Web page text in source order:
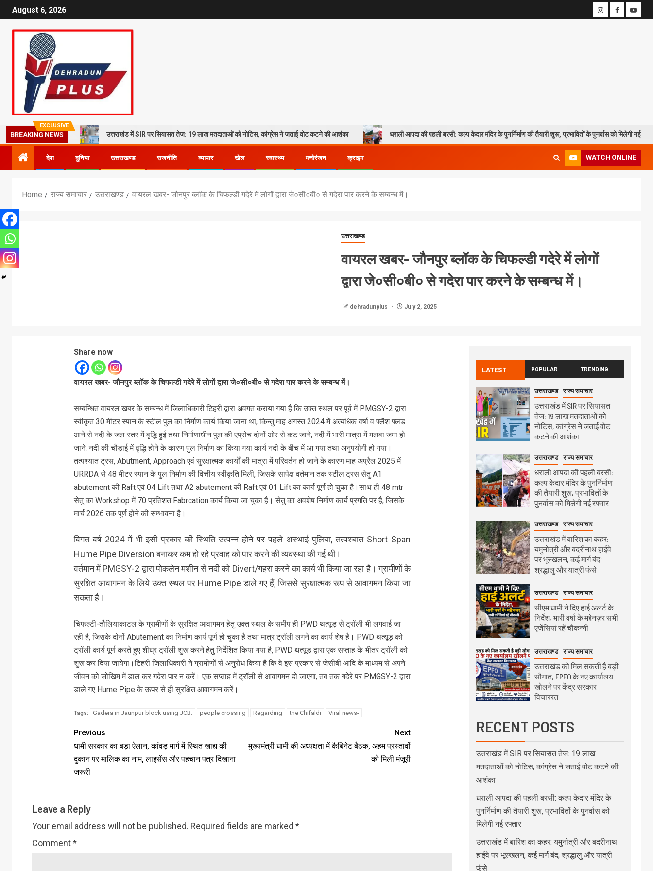
August 6, 2026
EXCLUSIVE
BREAKING NEWS उत्तराखंड में SIR पर सियासत तेज: 19 लाख मतदाताओं को नोटिस, कांग्रेस ने जताई वोट कटने की आशंका धराली आपदा की पहली बरसी: कल्प केदार मंदिर के पुनर्निर्माण की तैयारी शुरू, प्रभावितों के पुनर्वास को मिलेगी नई
देश दुनिया उत्तराखण्ड राजनीति व्यापार खेल स्वास्थ्य मनोरंजन क्राइम WATCH ONLINE
Home राज्य समाचार उत्तराखण्ड वायरल खबर- जौनपुर ब्लॉक के चिफल्डी गदेरे में लोगों द्वारा जे०सी०बी० से गदेरा पार करने के सम्बन्ध में।
उत्तराखण्ड
वायरल खबर- जौनपुर ब्लॉक के चिफल्डी गदेरे में लोगों
द्वारा जे०सी०बी० से गदेरा पार करने के सम्बन्ध में।
dehradunplus July 2, 2025
Share now
वायरल खबर- जौनपुर ब्लॉक के चिफल्डी गदेरे में लोगों द्वारा जे०सी०बी० से गदेरा पार करने के सम्बन्ध में।
सम्बन्धित वायरल खबर के सम्बन्ध में जिलाधिकारी टिहरी द्वारा अवगत कराया गया है कि उक्त स्थल पर पूर्व में PMGSY-2 द्वारा
स्वीकृत 30 मीटर स्पान के स्टील पुल का निर्माण कार्य किया जाना था, किन्तु माह अगस्त 2024 में अत्यधिक वर्षा व फ्लैश फ्लड
आने से नदी के जल स्तर में वृद्धि हुई तथा निर्माणाधीन पुल की एप्रोच दोनों ओर से कट जाने, नदी में भारी मात्रा में मलवा जमा हो
जाने, नदी की चौड़ाई में वृद्धि होने के कारण पुल निर्माण का किया गया कार्य नदी के बीच में आ गया तथा अनुपयोगी हो गया।
तत्पश्यात ट्रस, Abutment, Approach एवं सुरक्षात्मक कार्यों की मात्रा में परिवर्तन हो जाने के कारण माह अप्रैल 2025 में
URRDA से 48 मीटर स्पान के पुल निर्माण की वित्तीय स्वीकृति मिली, जिसके सापेक्ष वर्तमान तक स्टील ट्रस सेतु A1
abutement की Raft एवं 04 Lift तथा A2 abutement की Raft एवं 01 Lift का कार्य पूर्ण हो चुका है।साथ ही 48 mtr
सेतु का Workshop में 70 प्रतिशत Fabrcation कार्य किया जा चुका है। सेतु का अवशेष निर्माण कार्य प्रगति पर है, जिसके
मार्च 2026 तक पूर्ण होने की सम्भावना है।
विगत वर्ष 2024 में भी इसी प्रकार की स्थिति उत्पन्न होने पर पहले अस्थाई पुलिया, तत्पश्चात Short Span
Hume Pipe Diversion बनाकर कम हो रहे प्रवाह को पार करने की व्यवस्था की गई थी।
वर्तमान में PMGSY-2 द्वारा पोकलेन मशीन से नदी को Divert/गहरा करने का कार्य भी किया जा रहा है। ग्रामीणों के
सुरक्षित आवागमन के लिये उक्त स्थल पर Hume Pipe डाले गए हैं, जिससे सुरक्षात्मक रूप से आवागमन किया जा
सकता है।
चिफल्टी-तौलियाकाटल के ग्रामीणों के सुरक्षित आवागमन हेतु उक्त स्थल के समीप ही PWD थत्यूड़ से ट्रॉली भी लगवाई जा
रही है, जिसके दोनों Abutement का निर्माण कार्य पूर्ण हो चुका है तथा मात्र ट्रॉली लगने का कार्य शेष है। PWD थत्यूड़ को
ट्रॉली कार्य पूर्ण करते हुए शीघ्र ट्रॉली शुरू करने हेतु निर्देशित किया गया है, PWD थत्यूड़ द्वारा एक सप्ताह के भीतर ट्रॉली को
शुरू कर दिया जायेगा।टिहरी जिलाधिकारी ने ग्रामीणों से अनुरोध किया है कि वे इस प्रकार से जेसीबी आदि के माध्यम से अपने
जीवन को जोखिम में डाल कर गदेरा पार न करें। एक सप्ताह में ट्रॉली से आवागमन हो जाएगा, तब तक गदेरे पर PMGSY-2 द्वारा
डाले गए Hume Pipe के ऊपर से ही सुरक्षित आवागमन करें।
Tags: Gadera in Jaunpur block using JCB. people crossing Regarding the Chifaldi Viral news-
Previous
धामी सरकार का बड़ा ऐलान, कांवड़ मार्ग में स्थित खाद्य की
दुकान पर मालिक का नाम, लाइसेंस और पहचान पत्र दिखाना
जरूरी
Next
मुख्यमंत्री धामी की अध्यक्षता में कैबिनेट बैठक, अहम प्रस्तावों
को मिली मंजूरी
Leave a Reply
Your email address will not be published. Required fields are marked *
Comment*
LATEST POPULAR TRENDING
उत्तराखण्ड राज्य समाचार
उत्तराखंड में SIR पर सियासत
तेज: 19 लाख मतदाताओं को
नोटिस, कांग्रेस ने जताई वोट
कटने की आशंका
उत्तराखण्ड राज्य समाचार
धराली आपदा की पहली बरसी:
कल्प केदार मंदिर के पुनर्निर्माण
की तैयारी शुरू, प्रभावितों के
पुनर्वास को मिलेगी नई रफ्तार
उत्तराखण्ड राज्य समाचार
उत्तराखंड में बारिश का कहर:
यमुनोत्री और बदरीनाथ हाईवे
पर भूस्खलन, कई मार्ग बंद;
श्रद्धालु और यात्री फंसे
उत्तराखण्ड राज्य समाचार
सीएम धामी ने दिए हाई अलर्ट के
निर्देश, भारी वर्षा के मद्देनज़र सभी
एजेंसियां रहें चौकन्नी
उत्तराखण्ड राज्य समाचार
उत्तराखंड को मिल सकती है बड़ी
सौगात, EPFO के नए कार्यालय
खोलने पर केंद्र सरकार
विचाररत
RECENT POSTS
उत्तराखंड में SIR पर सियासत तेज: 19 लाख
मतदाताओं को नोटिस, कांग्रेस ने जताई वोट कटने की
आशंका
धराली आपदा की पहली बरसी: कल्प केदार मंदिर के
पुनर्निर्माण की तैयारी शुरू, प्रभावितों के पुनर्वास को
मिलेगी नई रफ्तार
उत्तराखंड में बारिश का कहर: यमुनोत्री और बदरीनाथ
हाईवे पर भूस्खलन, कई मार्ग बंद; श्रद्धालु और यात्री
फंसे